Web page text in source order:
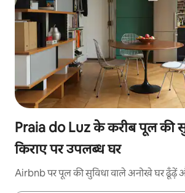
Praia do Luz के करीब पूल की
किराए पर उपलब्ध घर
Airbnb पर पूल की सुविधा वाले अनोखे घर